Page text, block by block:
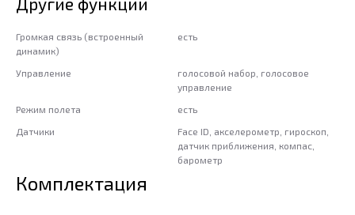
Громкая связь (встроенный
динамик)
есть
Управление
голосовой набор, голосовое
управление
Режим полета
есть
Датчики
Face ID, акселерометр, гироскоп,
датчик приближения, компас,
барометр
Комплектация